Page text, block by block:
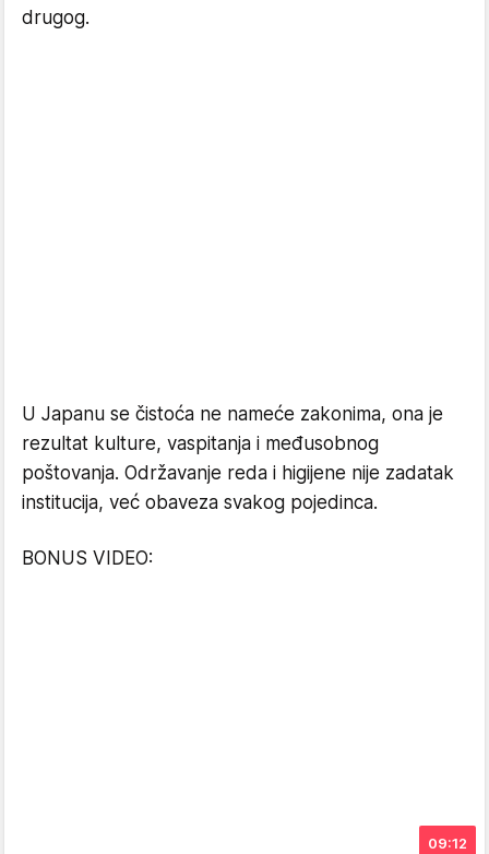
drugog.
U Japanu se čistoća ne nameće zakonima, ona je
rezultat kulture, vaspitanja i međusobnog
poštovanja. Održavanje reda i higijene nije zadatak
institucija, već obaveza svakog pojedinca.
BONUS VIDEO:
09:12